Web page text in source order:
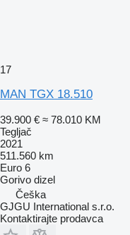
17
MAN TGX 18.510
39.900 € ≈ 78.010 KM
Tegljač
2021
511.560 km
Euro 6
Gorivo dizel
Češka
GJGU International s.r.o.
Kontaktirajte prodavca